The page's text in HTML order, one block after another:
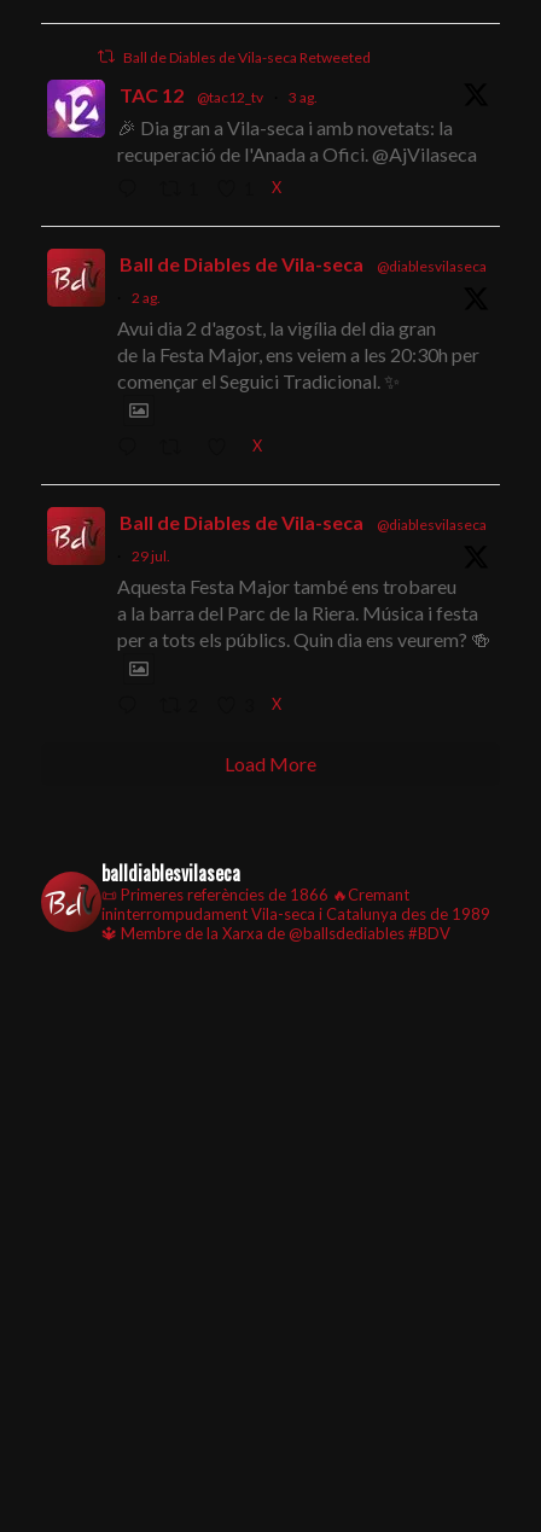
Ball de Diables de Vila-seca Retweeted
TAC 12 @tac12_tv 3 ag.
🎉 Dia gran a Vila-seca i amb novetats: la
recuperació de l'Anada a Ofici. @AjVilaseca
X
Ball de Diables de Vila-seca
@diablesvilaseca
2 ag.
Avui dia 2 d'agost, la vigília del dia gran
de la Festa Major, ens veiem a les 20:30h per
començar el Seguici Tradicional. ✨
X
Ball de Diables de Vila-seca
@diablesvilaseca
29 jul.
Aquesta Festa Major també ens trobareu
a la barra del Parc de la Riera. Música i festa
per a tots els públics. Quin dia ens veurem? 🍻
X
Load More
balldiablesvilaseca
📜 Primeres referències de 1866 🔥Cremant
ininterrompudament Vila-seca i Catalunya des de 1989
🔱 Membre de la Xarxa de @ballsdediables#BDV